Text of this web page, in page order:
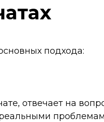
подхода:
отвечает на